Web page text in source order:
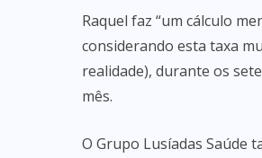
Raquel faz “um cálculo
considerando esta taxa
realidade), durante os
mês.
O Grupo Lusíadas Saúde